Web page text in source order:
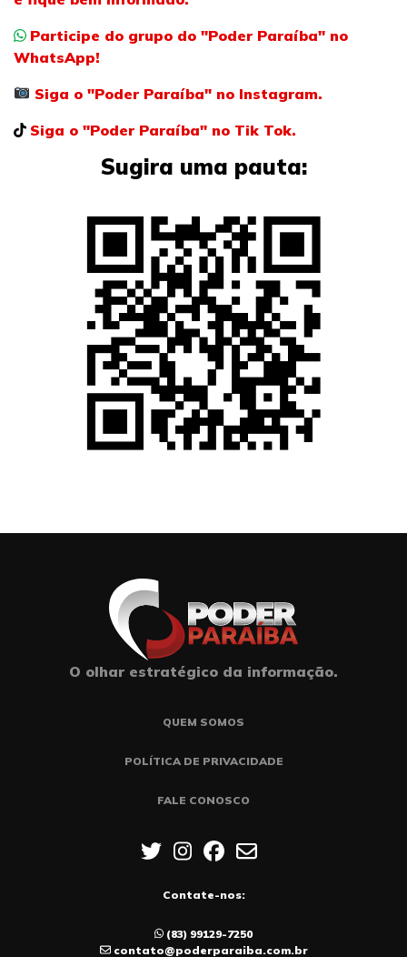
Participe do grupo do "Poder Paraíba" no
WhatsApp!
Siga o "Poder Paraíba" no Instagram.
Siga o "Poder Paraíba" no Tik Tok.
Sugira uma pauta:
O olhar estratégico da informação.
QUEM SOMOS
POLÍTICA DE PRIVACIDADE
FALE CONOSCO
Contate-nos:
(83) 99129-7250
contato@poderparaiba.com.br